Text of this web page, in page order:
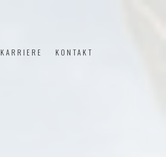
KARRIERE KONTAKT